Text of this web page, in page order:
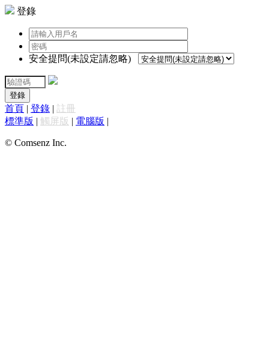
登錄
安全提問(未設定請忽略)
登錄
首頁 | 登錄 | 註冊
標準版 | 觸屏版 | 電腦版 |
© Comsenz Inc.